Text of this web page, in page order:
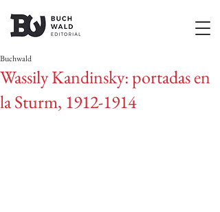
Wassily Kandinsky: portadas en
la Sturm, 1912-1914
Buchwald